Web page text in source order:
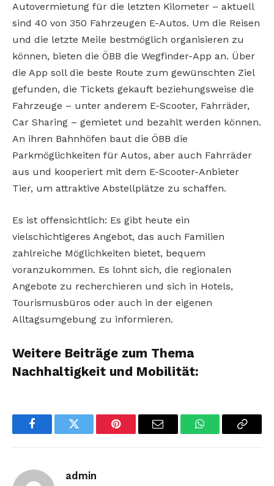
Autovermietung für die letzten Kilometer – aktuell
sind 40 von 350 Fahrzeugen E-Autos. Um die Reisen
und die letzte Meile bestmöglich organisieren zu
können, bieten die ÖBB die Wegfinder-App an. Über
die App soll die beste Route zum gewünschten Ziel
gefunden, die Tickets gekauft beziehungsweise die
Fahrzeuge – unter anderem E-Scooter, Fahrräder,
Car Sharing – gemietet und bezahlt werden können.
An ihren Bahnhöfen baut die ÖBB die
Parkmöglichkeiten für Autos, aber auch Fahrräder
aus und kooperiert mit dem E-Scooter-Anbieter
Tier, um attraktive Abstellplätze zu schaffen.
Es ist offensichtlich: Es gibt heute ein
vielschichtigeres Angebot, das auch Familien
zahlreiche Möglichkeiten bietet, bequem
voranzukommen. Es lohnt sich, die regionalen
Angebote zu recherchieren und sich in Hotels,
Tourismusbüros oder auch in der eigenen
Alltagsumgebung zu informieren.
Weitere Beiträge zum Thema
Nachhaltigkeit und Mobilität:
FacebookTwitter Pinterest Email WhatsAppCopy
admin